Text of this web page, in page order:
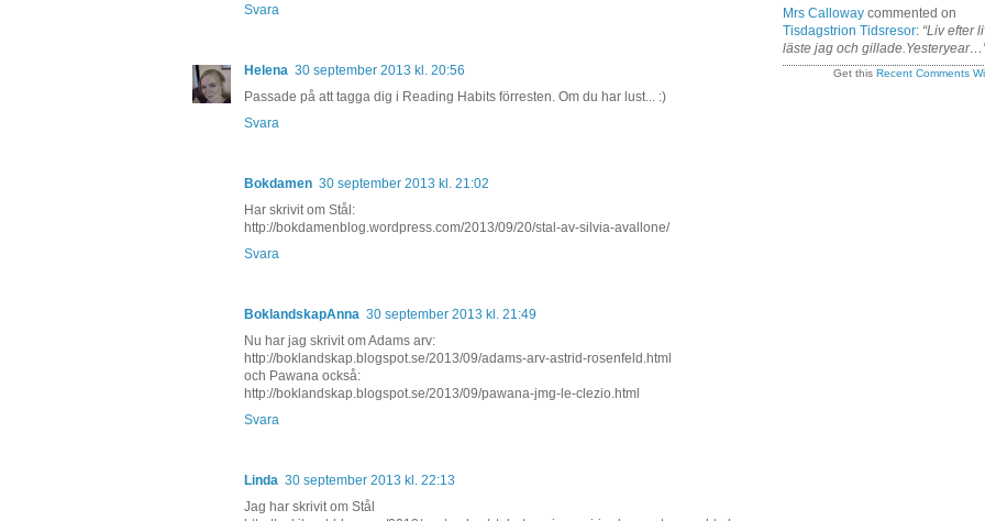
Svara
Helena 30 september 2013 kl. 20:56
Passade på att tagga dig i Reading Habits förresten. Om du har lust... :)
Svara
Bokdamen 30 september 2013 kl. 21:02
Har skrivit om Stål:
http://bokdamenblog.wordpress.com/2013/09/20/stal-av-silvia-avallone/
Svara
BoklandskapAnna 30 september 2013 kl. 21:49
Nu har jag skrivit om Adams arv:
http://boklandskap.blogspot.se/2013/09/adams-arv-astrid-rosenfeld.html
och Pawana också:
http://boklandskap.blogspot.se/2013/09/pawana-jmg-le-clezio.html
Svara
Linda 30 september 2013 kl. 22:13
Jag har skrivit om Stål
Mrs Calloway commented on
Tisdagstrion Tidsresor: “Liv efter
läste jag och
Get this Recent Comments